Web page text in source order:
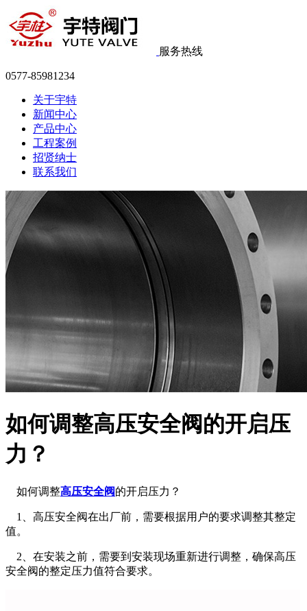
服务热线
0577-85981234
关于宇特
新闻中心
产品中心
工程案例
招贤纳士
联系我们
如何调整高压安全阀的开启压
力？
如何调整高压安全阀的开启压力？
1、高压安全阀在出厂前，需要根据用户的要求调整其整定
值。
2、在安装之前，需要到安装现场重新进行调整，确保高压
安全阀的整定压力值符合要求。